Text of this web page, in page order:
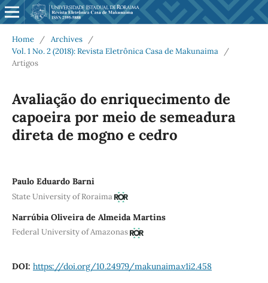
Home / Archives
/
Vol. 1 No. 2 (2018): Revista Eletrônica Casa de Makunaima
/
Artigos
Avaliação do enriquecimento de
capoeira por meio de semeadura
direta de mogno e cedro
Paulo Eduardo Barni
State University of Roraima
Narrúbia Oliveira de Almeida Martins
Federal University of Amazonas
DOI: https://doi.org/10.24979/makunaima.v1i2.458